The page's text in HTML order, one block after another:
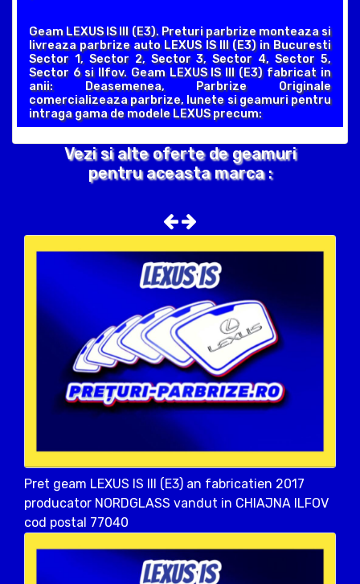
Geam LEXUS IS III (E3). Preturi parbrize monteaza si
livreaza parbrize auto LEXUS IS III (E3) in Bucuresti
Sector 1, Sector 2, Sector 3, Sector 4, Sector 5,
Sector 6 si Ilfov. Geam LEXUS IS III (E3) fabricat in
anii: Deasemenea, Parbrize Originale
comercializeaza parbrize, lunete si geamuri pentru
intraga gama de modele LEXUS precum:
Vezi si alte oferte de geamuri
pentru aceasta marca :
Pret geam LEXUS IS III (E3) an fabricatien 2017
producator NORDGLASS vandut in CHIAJNA ILFOV
cod postal 77040